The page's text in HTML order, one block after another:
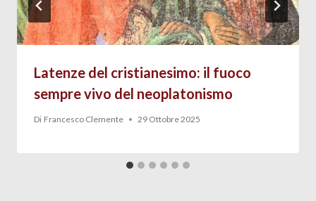
Latenze del cristianesimo: il fuoco
sempre vivo del neoplatonismo
Di Francesco Clemente 29 Ottobre 2025